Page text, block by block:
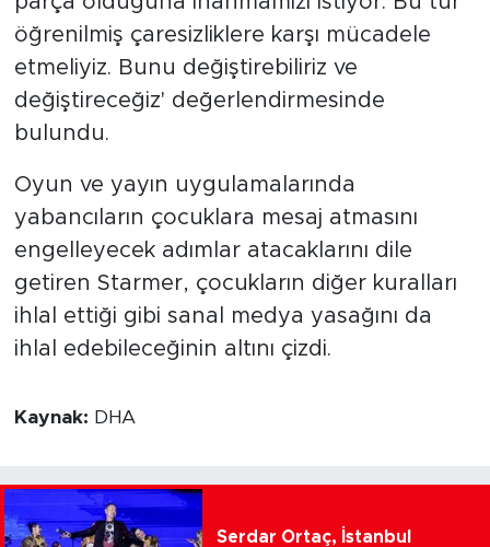
öğrenilmiş çaresizliklere karşı mücadele
etmeliyiz. Bunu değiştirebiliriz ve
değiştireceğiz' değerlendirmesinde
bulundu.
Oyun ve yayın uygulamalarında
yabancıların çocuklara mesaj atmasını
engelleyecek adımlar atacaklarını dile
getiren Starmer, çocukların diğer kuralları
ihlal ettiği gibi sanal medya yasağını da
ihlal edebileceğinin altını çizdi.
Kaynak: DHA
Serdar Ortaç, İstanbul